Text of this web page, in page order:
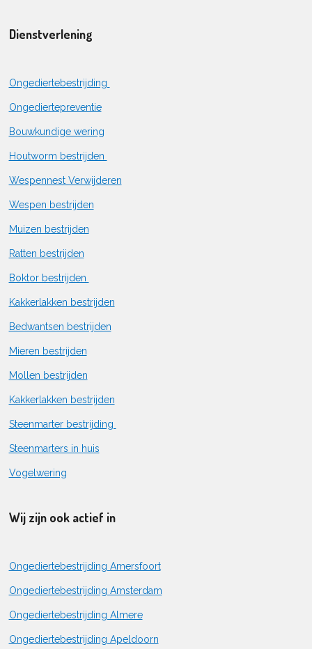
Dienstverlening
Ongediertebestrijding
Ongediertepreventie
Bouwkundige wering
Houtworm bestrijden
Wespennest Verwijderen
Wespen bestrijden
Muizen bestrijden
Ratten bestrijden
Boktor bestrijden
Kakkerlakken bestrijden
Bedwantsen bestrijden
Mieren bestrijden
Mollen bestrijden
Kakkerlakken bestrijden
Steenmarter bestrijding
Steenmarters in huis
Vogelwering
Wij zijn ook actief in
Ongediertebestrijding Amersfoort
Ongediertebestrijding Amsterdam
Ongediertebestrijding Almere
Ongediertebestrijding Apeldoorn